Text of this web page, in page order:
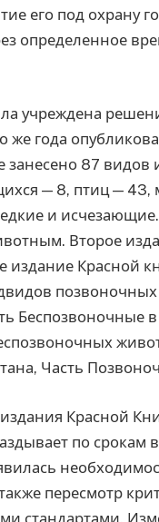
его под охрану
определенное
учреждена
же года
87 видов
— 8, птиц —
и
Второе
Красной
Беспозвоночные
Часть
Красной
по срокам
пересмотр
стандартами.